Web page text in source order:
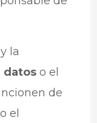
la
datoso el
de
el